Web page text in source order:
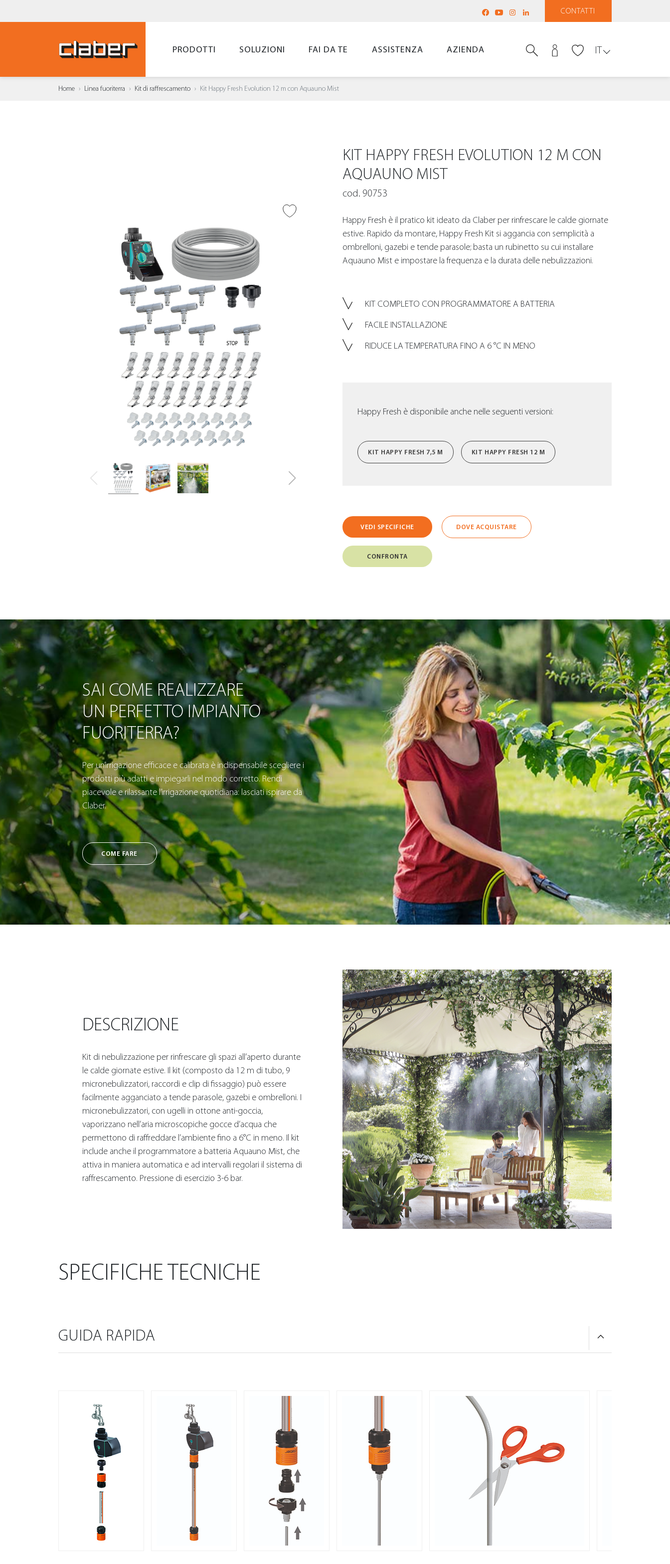
CONTATTI
PRODOTTI SOLUZIONI FAI DA TE ASSISTENZA AZIENDA IT
Home Linea fuoriterra Kit di raffrescamento Kit Happy Fresh Evolution 12 m con Aquauno Mist
KIT HAPPY FRESH EVOLUTION 12 M CON
AQUAUNO MIST
cod. 90753
Happy Fresh è il pratico kit ideato da Claber per rinfrescare le calde giornate
estive. Rapido da montare, Happy Fresh Kit si aggancia con semplicità a
ombrelloni, gazebi e tende parasole; basta un rubinetto su cui installare
Aquauno Mist e impostare la frequenza e la durata delle nebulizzazioni.
KIT COMPLETO CON PROGRAMMATORE A BATTERIA
FACILE INSTALLAZIONE
RIDUCE LA TEMPERATURA FINO A 6 °C IN MENO
Happy Fresh è disponibile anche nelle seguenti versioni:
KIT HAPPY FRESH 7,5 M KIT HAPPY FRESH 12 M
VEDI SPECIFICHE DOVE ACQUISTARE
CONFRONTA
SAI COME REALIZZARE
UN PERFETTO IMPIANTO
FUORITERRA?
Per un’irrigazione efficace e calibrata è indispensabile scegliere i
prodotti più adatti e impiegarli nel modo corretto. Rendi
piacevole e rilassante l’irrigazione quotidiana: lasciati ispirare da
Claber.
COME FARE
DESCRIZIONE
Kit di nebulizzazione per rinfrescare gli spazi all’aperto durante
le calde giornate estive. Il kit (composto da 12 m di tubo, 9
micronebulizzatori, raccordi e clip di fissaggio) può essere
facilmente agganciato a tende parasole, gazebi e ombrelloni. I
micronebulizzatori, con ugelli in ottone anti-goccia,
vaporizzano nell’aria microscopiche gocce d’acqua che
permettono di raffreddare l’ambiente fino a 6°C in meno. Il kit
include anche il programmatore a batteria Aquauno Mist, che
attiva in maniera automatica e ad intervalli regolari il sistema di
raffrescamento. Pressione di esercizio 3-6 bar.
SPECIFICHE TECNICHE
GUIDA RAPIDA